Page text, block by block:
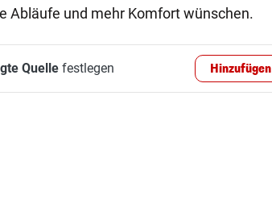
Abläufe und mehr Komfort wünschen.
Quellefestlegen Hinzufügen